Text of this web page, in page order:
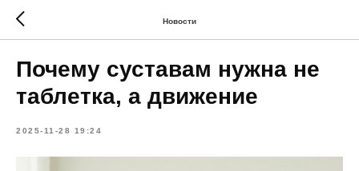
Новости
Почему суставам нужна не
таблетка, а движение
2025-11-28 19:24